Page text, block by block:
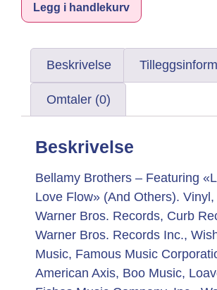
Legg i handlekurv
Beskrivelse
Omtaler (0)
Beskrivelse
Bellamy Brothers – Featuring
Love Flow» (And Others). Vinyl,
Warner Bros. Records, Curb
Warner Bros. Records Inc.,
Music, Famous Music
American Axis, Boo Music,